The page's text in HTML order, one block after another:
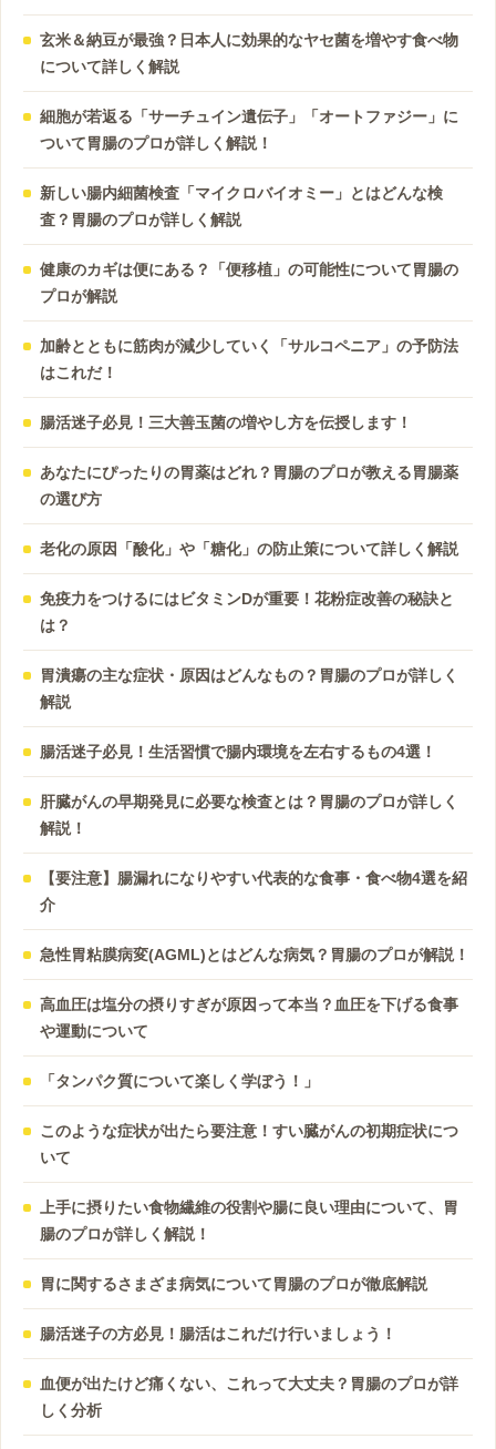
玄米＆納豆が最強？日本人に効果的なヤセ菌を増やす食べ物
について詳しく解説
細胞が若返る「サーチュイン遺伝子」「オートファジー」に
ついて胃腸のプロが詳しく解説！
新しい腸内細菌検査「マイクロバイオミー」とはどんな検
査？胃腸のプロが詳しく解説
健康のカギは便にある？「便移植」の可能性について胃腸の
プロが解説
加齢とともに筋肉が減少していく「サルコペニア」の予防法
はこれだ！
腸活迷子必見！三大善玉菌の増やし方を伝授します！
あなたにぴったりの胃薬はどれ？胃腸のプロが教える胃腸薬
の選び方
老化の原因「酸化」や「糖化」の防止策について詳しく解説
免疫力をつけるにはビタミンDが重要！花粉症改善の秘訣と
は？
胃潰瘍の主な症状・原因はどんなもの？胃腸のプロが詳しく
解説
腸活迷子必見！生活習慣で腸内環境を左右するもの4選！
肝臓がんの早期発見に必要な検査とは？胃腸のプロが詳しく
解説！
【要注意】腸漏れになりやすい代表的な食事・食べ物4選を紹
介
急性胃粘膜病変(AGML)とはどんな病気？胃腸のプロが解説！
高血圧は塩分の摂りすぎが原因って本当？血圧を下げる食事
や運動について
「タンパク質について楽しく学ぼう！」
このような症状が出たら要注意！すい臓がんの初期症状につ
いて
上手に摂りたい食物繊維の役割や腸に良い理由について、胃
腸のプロが詳しく解説！
胃に関するさまざま病気について胃腸のプロが徹底解説
腸活迷子の方必見！腸活はこれだけ行いましょう！
血便が出たけど痛くない、これって大丈夫？胃腸のプロが詳
しく分析